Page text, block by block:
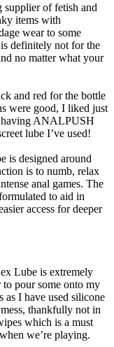
supplier of fetish and
items with
wear to some
definitely not for the
no matter what your
and red for the bottle
were good, I liked just
having ANALPUSH
lube I’ve used!
is designed around
is to numb, relax
anal games. The
to aid in
access for deeper
Lube is extremely
pour some onto my
as I have used silicone
thankfully not in
which is a must
we’re playing.